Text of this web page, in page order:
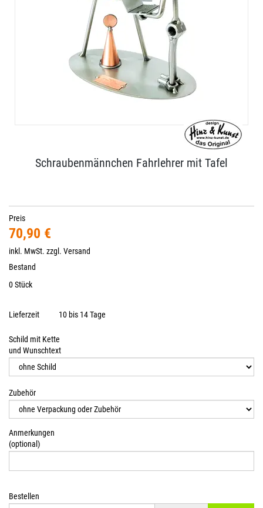
Schraubenmännchen Fahrlehrer mit Tafel
Preis
70,90 €
inkl. MwSt. zzgl. Versand
Bestand
0 Stück
Lieferzeit 10 bis 14 Tage
Schild mit Kette
und Wunschtext
Zubehör
Anmerkungen
(optional)
Bestellen